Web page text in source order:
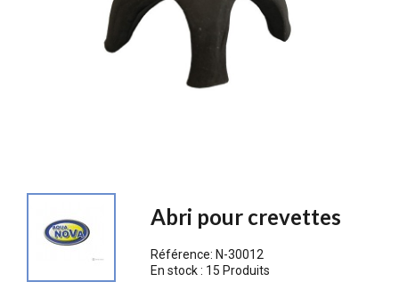
Abri pour crevettes
Référence: N-30012
En stock : 15 Produits